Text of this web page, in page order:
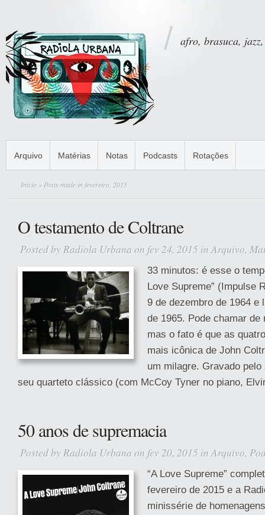
afro, brasuca,
Arquivo Matérias Notas Podcasts Rotações
Início » Posts made in fevereiro, 2015
O testamento de Coltrane
Posted by Radiola Urbana on fev 24, 2015 inArquivo,
33 minutos: é esse o
Love Supreme” (Impulse
9 de dezembro de 1964 e
de 1965. Pode chamar
mas o fato é que as
mais icônica de John
um milagre. Gravado
seu quarteto clássico (com McCoy Tyner no piano,
50 anos de supremacia
Posted by Radiola Urbana on fev 20, 2015 inArquivo,
“A Love Supreme”
fevereiro de 2015 e a
minissérie de